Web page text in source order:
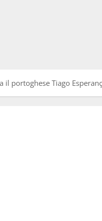
il portoghese Tiago